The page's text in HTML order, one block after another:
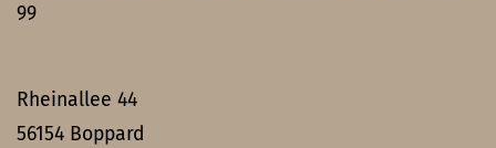
99
Rheinallee 44
56154 Boppard